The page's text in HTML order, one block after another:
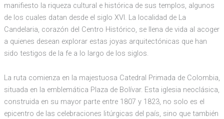
manifiesto la riqueza cultural e histórica de sus templos, algunos
de los cuales datan desde el siglo XVI. La localidad de La
Candelaria, corazón del Centro Histórico, se llena de vida al acoger
a quienes desean explorar estas joyas arquitectónicas que han
sido testigos de la fe a lo largo de los siglos.
La ruta comienza en la majestuosa Catedral Primada de Colombia,
situada en la emblemática Plaza de Bolívar. Esta iglesia neoclásica,
construida en su mayor parte entre 1807 y 1823, no solo es el
epicentro de las celebraciones litúrgicas del país, sino que también